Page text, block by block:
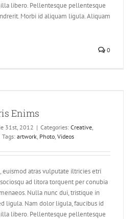
libero. Pellentesque pellentesque
Morbi id aliquam ligula. Aliquam
0
Enims
31st, 2012 | Categories: Creative,
Tags: artwork, Photo, Videos
euismod atras vulputate iltricies etri
ad litora torquent per conubia
Nulla nunc dui, tristique in
ligula. Nam dolor ligula, faucibus id
libero. Pellentesque pellentesque